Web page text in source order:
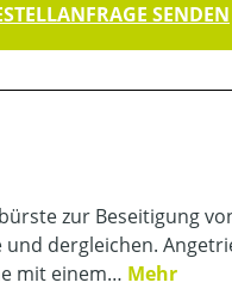
SENDEN
zur Beseitigung
und dergleichen.
mit einem… Mehr